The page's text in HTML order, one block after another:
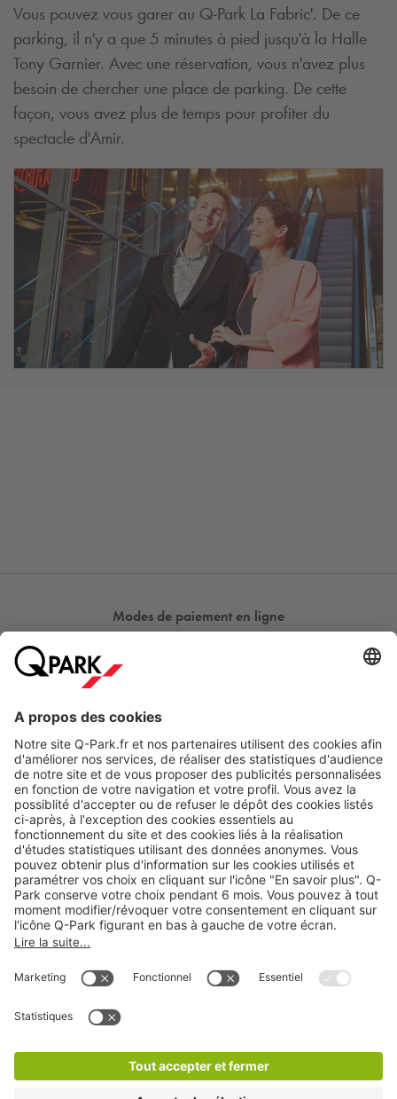
Vous pouvez vous garer au Q-Park La Fabric'. De ce
parking, il n'y a que 5 minutes à pied jusqu'à la Halle
Tony Garnier. Avec une réservation, vous n'avez plus
besoin de chercher une place de parking. De cette
façon, vous avez plus de temps pour profiter du
spectacle d'Amir.
Modes de paiement en ligne
A propos
Nos produits
Nos services
CGV
CGU